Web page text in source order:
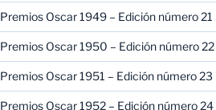
Premios Oscar 1949 – Edición número 21
Premios Oscar 1950 – Edición número 22
Premios Oscar 1951 – Edición número 23
Premios Oscar 1952 – Edición número 24